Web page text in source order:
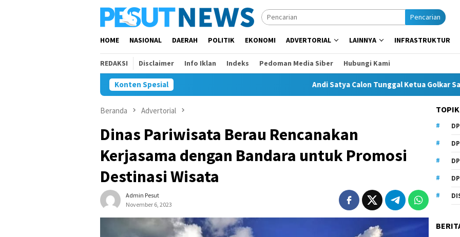
Pencarian
HOME NASIONAL DAERAH POLITIK EKONOMI ADVERTORIAL LAINNYA INFRASTRUKTUR
REDAKSI Disclaimer Info Iklan Indeks Pedoman Media Siber Hubungi Kami
Konten Spesial Andi Satya Calon Tunggal Ketua Golkar Samarinda,
Beranda Advertorial
Dinas Pariwisata Berau Rencanakan
Kerjasama dengan Bandara untuk Promosi
Destinasi Wisata
Admin Pesut
November 6, 2023